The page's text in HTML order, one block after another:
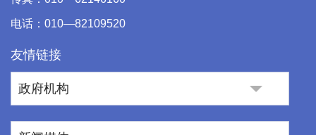
电话：010—82109520
友情链接
政府机构